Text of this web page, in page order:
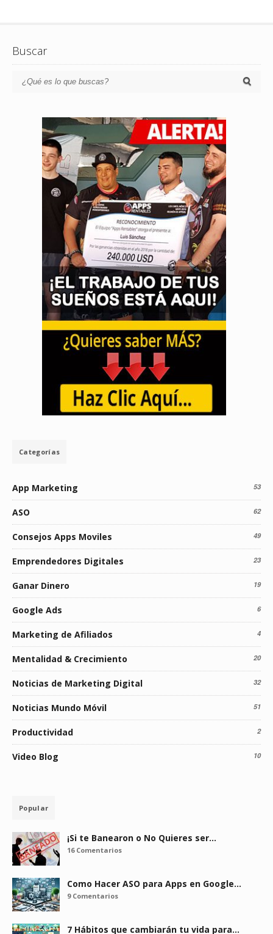
Buscar
Categorías
App Marketing 53
ASO 62
Consejos Apps Moviles 49
Emprendedores Digitales 23
Ganar Dinero 19
Google Ads 6
Marketing de Afiliados 4
Mentalidad & Crecimiento 20
Noticias de Marketing Digital 32
Noticias Mundo Móvil 51
Productividad 2
Video Blog 10
Popular
¡Si te Banearon o No Quieres ser…
16 Comentarios
Como Hacer ASO para Apps en Google…
9 Comentarios
7 Hábitos que cambiarán tu vida para…